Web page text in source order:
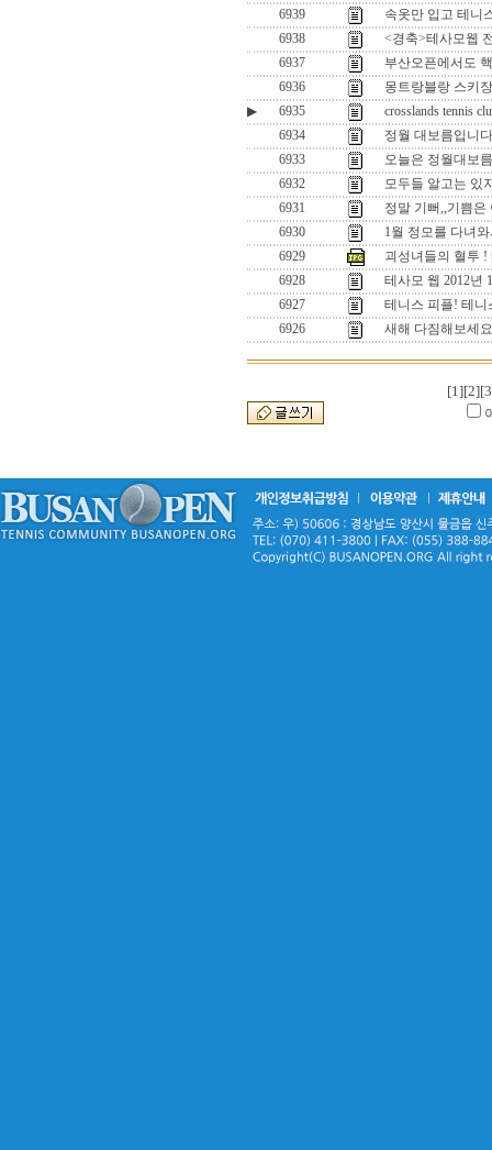
6939
속옷만 입고 테니
6938
<경축>테사모웹
6937
부산오픈에서도
6936
몽트랑블랑 스키장
▶
6935
crosslands tennis
6934
정월 대보름입니
6933
오늘은 정월대보
6932
모두들 알고는 있
6931
정말 기뻐,,기쁨은
6930
1월 정모를 다녀와
6929
괴성녀들의 혈투 !
6928
테사모 웹 2012년
6927
테니스 피플! 테
6926
새해 다짐해보세
[1][2]